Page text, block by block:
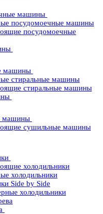
машины
посудомоечные машины
посудомоечные
машины
стиральные машины
стиральные машины
машины
сушильные машины
холодильники
холодильники
Side by Side
холодильники